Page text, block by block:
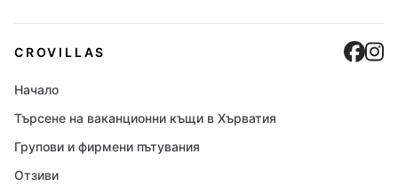
CROVILLAS
Начало
Търсене на ваканционни къщи в Хърватия
Групови и фирмени пътувания
Отзиви